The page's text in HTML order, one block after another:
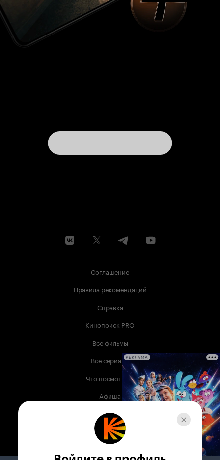
Соглашение
Правила рекомендаций
Справка
Кинопоиск PRO
Все фильмы
Все сериалы
Что посмотреть
Афиша
Музыка
Телепрограмма
РЕКЛАМА